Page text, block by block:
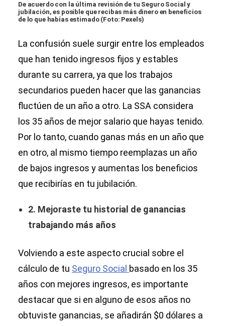
De acuerdo con la última revisión de tu Seguro Social y
jubilación, es posible que recibas más dinero en beneficios
de lo que habías estimado (Foto: Pexels)
La confusión suele surgir entre los empleados
que han tenido ingresos fijos y estables
durante su carrera, ya que los trabajos
secundarios pueden hacer que las ganancias
fluctúen de un año a otro. La SSA considera
los 35 años de mejor salario que hayas tenido.
Por lo tanto, cuando ganas más en un año que
en otro, al mismo tiempo reemplazas un año
de bajos ingresos y aumentas los beneficios
que recibirías en tu jubilación.
2. Mejoraste tu historial de ganancias
trabajando más años
Volviendo a este aspecto crucial sobre el
cálculo de tu Seguro Social basado en los 35
años con mejores ingresos, es importante
destacar que si en alguno de esos años no
obtuviste ganancias, se añadirán $0 dólares a